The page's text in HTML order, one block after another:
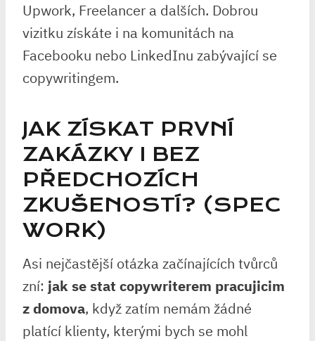
Upwork, Freelancer a dalších. Dobrou
vizitku získáte i na komunitách na
Facebooku nebo LinkedInu zabývající se
copywritingem.
JAK ZÍSKAT PRVNÍ
ZAKÁZKY I BEZ
PŘEDCHOZÍCH
ZKUŠENOSTÍ? (SPEC
WORK)
Asi nejčastější otázka začínajících tvůrců
zní: jak se stat copywriterem pracujicim
z domova, když zatím nemám žádné
platící klienty, kterými bych se mohl